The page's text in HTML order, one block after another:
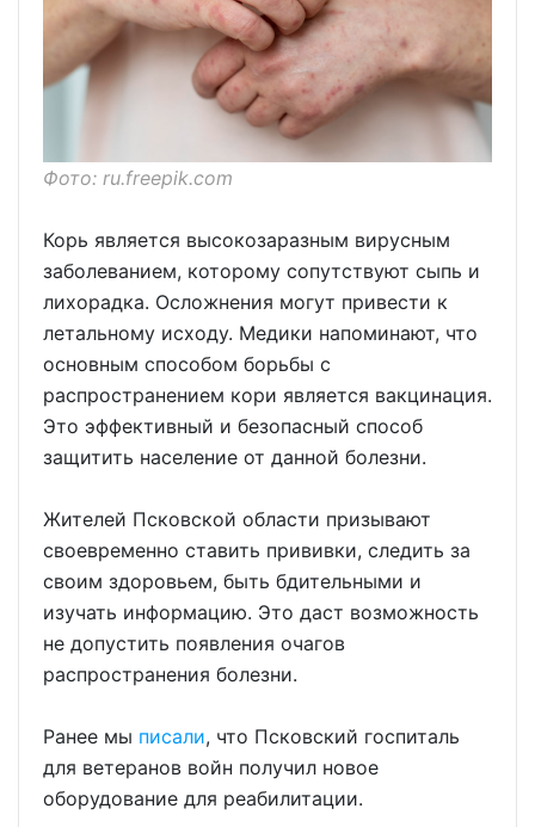
Фото: ru.freepik.com
Корь является высокозаразным вирусным
заболеванием, которому сопутствуют сыпь и
лихорадка. Осложнения могут привести к
летальному исходу. Медики напоминают, что
основным способом борьбы с
распространением кори является вакцинация.
Это эффективный и безопасный способ
защитить население от данной болезни.
Жителей Псковской области призывают
своевременно ставить прививки, следить за
своим здоровьем, быть бдительными и
изучать информацию. Это даст возможность
не допустить появления очагов
распространения болезни.
Ранее мы писали, что Псковский госпиталь
для ветеранов войн получил новое
оборудование для реабилитации.